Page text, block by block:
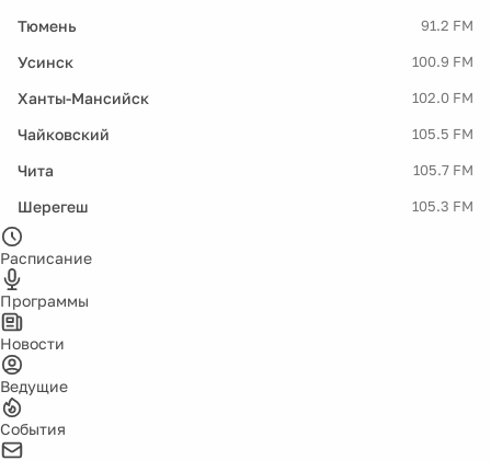
Тюмень 91.2 FM
Усинск 100.9 FM
Ханты-Мансийск 102.0 FM
Чайковский 105.5 FM
Чита 105.7 FM
Шерегеш 105.3 FM
Расписание
Программы
Новости
Ведущие
События